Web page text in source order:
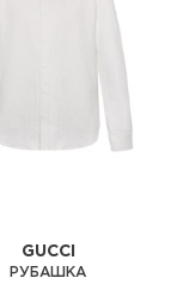
GUCCI
РУБАШКА